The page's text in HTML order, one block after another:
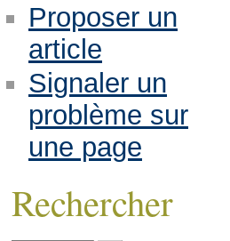
Proposer un
article
Signaler un
problème sur
une page
Rechercher